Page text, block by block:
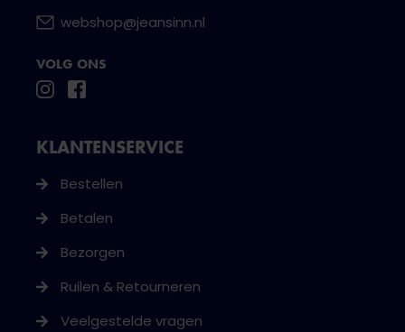
webshop@jeansinn.nl
VOLG ONS
KLANTENSERVICE
Bestellen
Betalen
Bezorgen
Ruilen & Retourneren
Veelgestelde vragen